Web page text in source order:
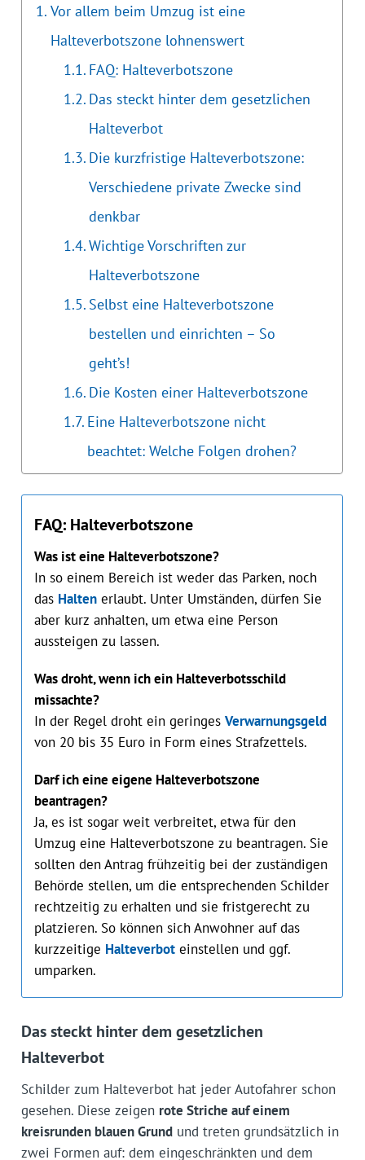
Vor allem beim Umzug ist eine
Halteverbotszone lohnenswert
FAQ: Halteverbotszone
Das steckt hinter dem gesetzlichen
Halteverbot
Die kurzfristige Halteverbotszone:
Verschiedene private Zwecke sind
denkbar
Wichtige Vorschriften zur
Halteverbotszone
Selbst eine Halteverbotszone
bestellen und einrichten – So
geht’s!
Die Kosten einer Halteverbotszone
Eine Halteverbotszone nicht
beachtet: Welche Folgen drohen?
FAQ: Halteverbotszone
Was ist eine Halteverbotszone?
In so einem Bereich ist weder das Parken, noch
das Haltenerlaubt. Unter Umständen, dürfen Sie
aber kurz anhalten, um etwa eine Person
aussteigen zu lassen.
Was droht, wenn ich ein Halteverbotsschild
missachte?
In der Regel droht ein geringes Verwarnungsgeld
von 20 bis 35 Euro in Form eines Strafzettels.
Darf ich eine eigene Halteverbotszone
beantragen?
Ja, es ist sogar weit verbreitet, etwa für den
Umzug eine Halteverbotszone zu beantragen. Sie
sollten den Antrag frühzeitig bei der zuständigen
Behörde stellen, um die entsprechenden Schilder
rechtzeitig zu erhalten und sie fristgerecht zu
platzieren. So können sich Anwohner auf das
kurzzeitige Halteverboteinstellen und ggf.
umparken.
Das steckt hinter dem gesetzlichen
Halteverbot
Schilder zum Halteverbot hat jeder Autofahrer schon
gesehen. Diese zeigen rote Striche auf einem
kreisrunden blauen Grundund treten grundsätzlich in
zwei Formen auf: dem eingeschränkten und dem